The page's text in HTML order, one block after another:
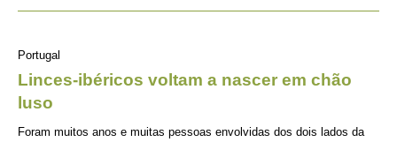
Portugal
Linces-ibéricos voltam a nascer em chão
luso
Foram muitos anos e muitas pessoas envolvidas dos dois lados da